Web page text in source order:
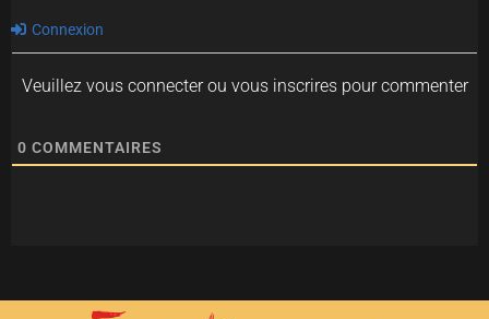
Connexion
Veuillez vous connecter ou vous inscrires pour commenter
0 COMMENTAIRES